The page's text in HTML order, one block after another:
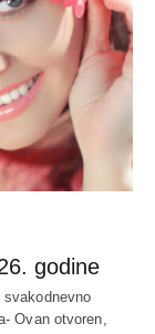
godine
Ovan otvoren,